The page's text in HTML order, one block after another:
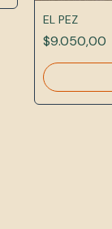
EL PEZ
$9.050,00